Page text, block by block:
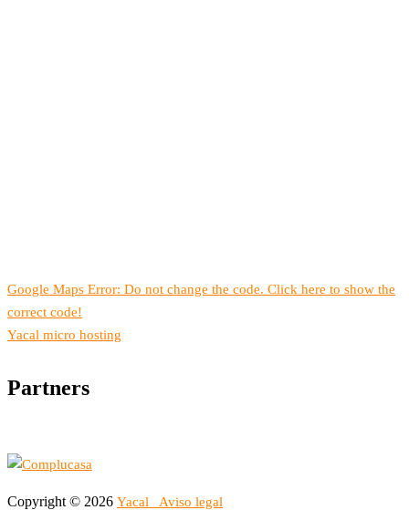
Google Maps Error: Do not change the code. Click here to show the
correct code!
Yacal micro hosting
Partners
Copyright © 2026 Yacal Aviso legal